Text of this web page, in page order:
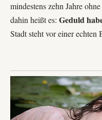
mindestens zehn Jahre
dahin heißt es: Geduld
Stadt steht vor einer echten